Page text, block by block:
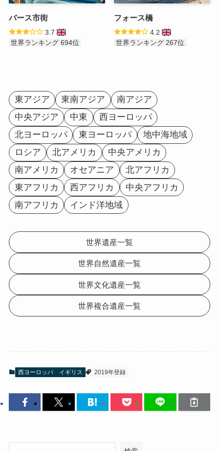
バース市街
3.7
世界ランキング 694位
フォース橋
4.2
世界ランキング 267位
東アジア 東南アジア
南アジア
中央アジア
中東
西ヨーロッパ
北ヨーロッパ
東ヨーロッパ
地中海地域
ロシア
北アメリカ
中央アメリカ
南アメリカ
オセアニア
北アフリカ
東アフリカ
西アフリカ
中央アフリカ
南アフリカ
インド洋地域
世界遺産一覧
世界自然遺産一覧
世界文化遺産一覧
世界複合遺産一覧
西ヨーロッパ イギリス 2019年登録